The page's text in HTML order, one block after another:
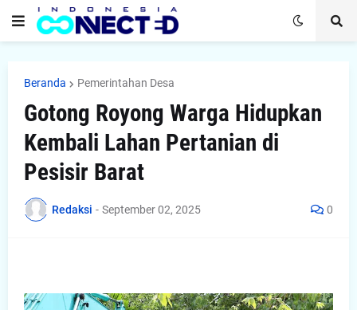
Beranda Pemerintahan Desa
Gotong Royong Warga Hidupkan
Kembali Lahan Pertanian di
Pesisir Barat
Redaksi - September 02, 2025 0